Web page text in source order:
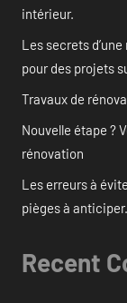
intérieur.
Les secrets
pour des projets
Travaux de
Nouvelle étape ?
rénovation
Les erreurs à
pièges à anticiper.
Recent